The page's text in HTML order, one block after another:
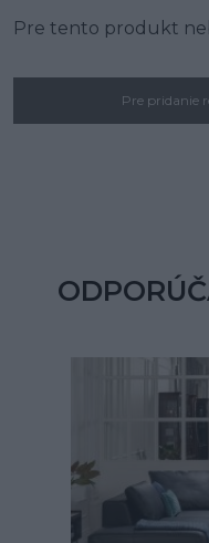
Pre tento produkt
Pre pridanie